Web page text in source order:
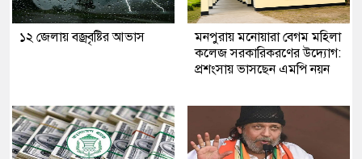
১২ জেলায় বজ্রবৃষ্টির আভাস
মনপুরায় মনোয়ারা বেগম মহিলা
কলেজ সরকারিকরণের উদ্যোগ:
প্রশংসায় ভাসছেন এমপি নয়ন